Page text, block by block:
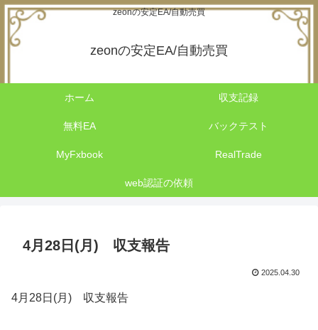
zeonの安定EA/自動売買
zeonの安定EA/自動売買
ホーム 収支記録
無料EA バックテスト
MyFxbook RealTrade
web認証の依頼
4月28日(月) 収支報告
2025.04.30
4月28日(月) 収支報告